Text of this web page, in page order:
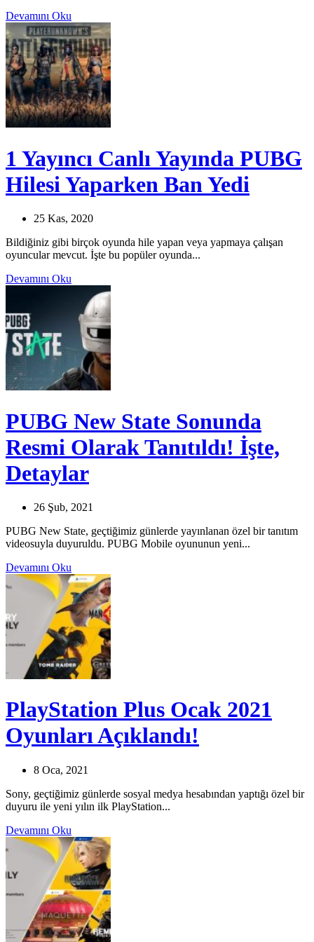
Devamını Oku
1 Yayıncı Canlı Yayında PUBG
Hilesi Yaparken Ban Yedi
25 Kas, 2020
Bildiğiniz gibi birçok oyunda hile yapan veya yapmaya çalışan
oyuncular mevcut. İşte bu popüler oyunda...
Devamını Oku
PUBG New State Sonunda
Resmi Olarak Tanıtıldı! İşte,
Detaylar
26 Şub, 2021
PUBG New State, geçtiğimiz günlerde yayınlanan özel bir tanıtım
videosuyla duyuruldu. PUBG Mobile oyununun yeni...
Devamını Oku
PlayStation Plus Ocak 2021
Oyunları Açıklandı!
8 Oca, 2021
Sony, geçtiğimiz günlerde sosyal medya hesabından yaptığı özel bir
duyuru ile yeni yılın ilk PlayStation...
Devamını Oku